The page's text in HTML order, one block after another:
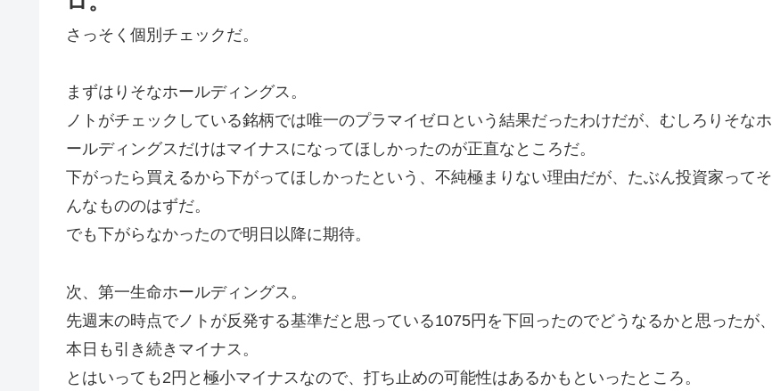
さっそく個別チェックだ。
まずはりそなホールディングス。
ノトがチェックしている銘柄では唯一のプラマイゼロという結果だったわけだが、むしろりそなホ
ールディングスだけはマイナスになってほしかったのが正直なところだ。
下がったら買えるから下がってほしかったという、不純極まりない理由だが、たぶん投資家ってそ
んなもののはずだ。
でも下がらなかったので明日以降に期待。
次、第一生命ホールディングス。
先週末の時点でノトが反発する基準だと思っている1075円を下回ったのでどうなるかと思ったが、
本日も引き続きマイナス。
とはいっても2円と極小マイナスなので、打ち止めの可能性はあるかもといったところ。